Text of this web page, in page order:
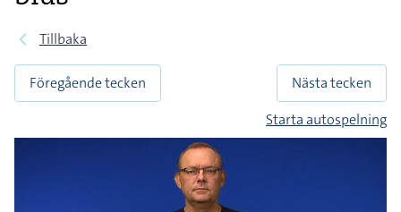
Tillbaka
Föregående tecken
Nästa tecken
Starta autospelning